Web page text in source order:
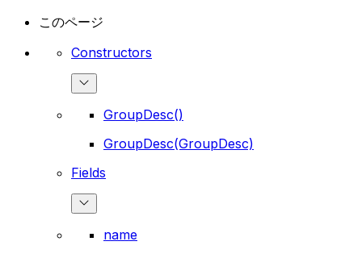
このページ
Constructors
GroupDesc()
GroupDesc(GroupDesc)
Fields
name